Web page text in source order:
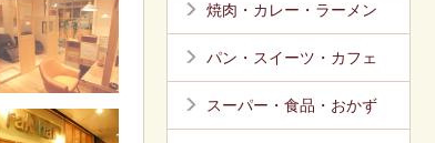
焼肉・カレー・ラーメン
パン・スイーツ・カフェ
スーパー・食品・おかず